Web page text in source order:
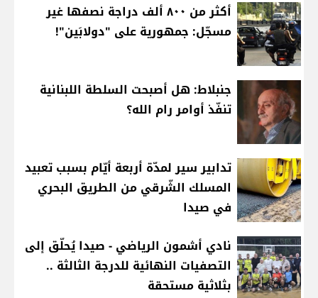
أكثر من ٨٠٠ ألف دراجة نصفها غير
مسجّل: جمهورية على "دولابَين"!
جنبلاط: هل أصبحت السلطة اللبنانية
تنفّذ أوامر رام الله؟
تدابير سير لمدّة أربعة أيّام بسبب تعبيد
المسلك الشّرقي من الطريق البحري
في صيدا
نادي أشمون الرياضي - صيدا يُحلّق إلى
التصفيات النهائية للدرجة الثالثة ..
بثلاثية مستحقة